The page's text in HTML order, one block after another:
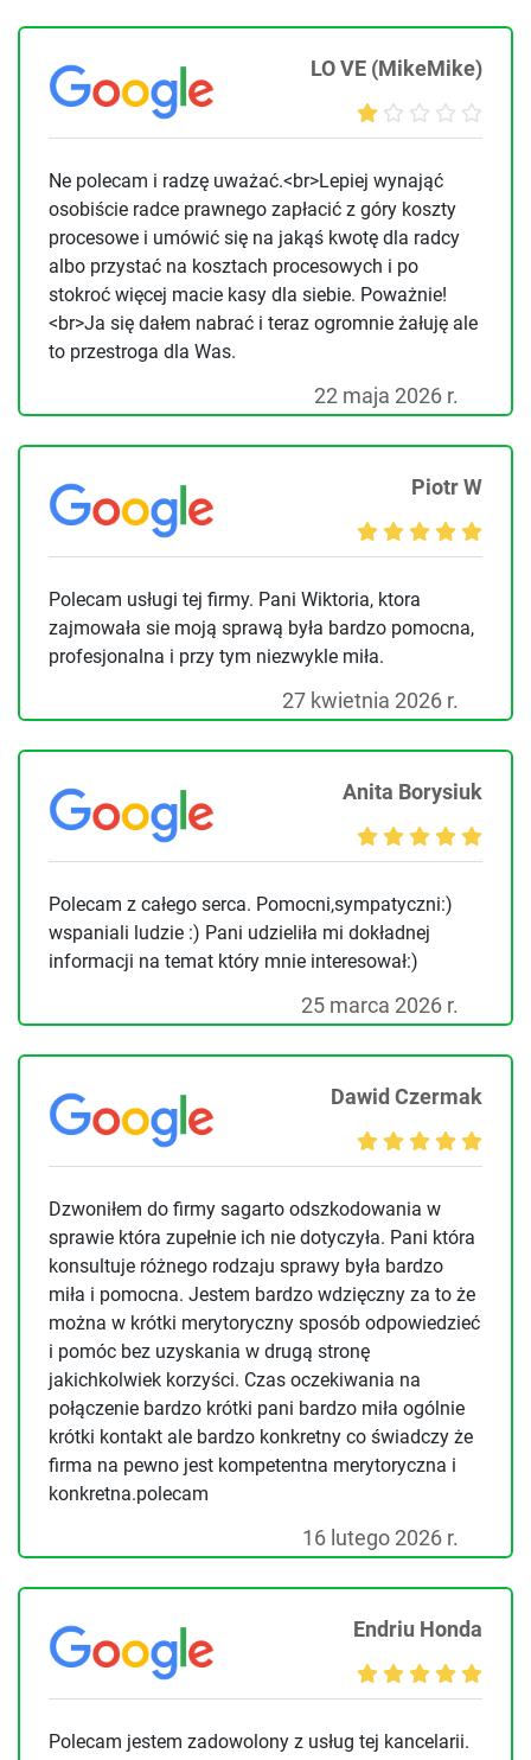
LO VE (MikeMike)
Ne polecam i radzę uważać.<br>Lepiej wynająć
osobiście radce prawnego zapłacić z góry koszty
procesowe i umówić się na jakąś kwotę dla radcy
albo przystać na kosztach procesowych i po
stokroć więcej macie kasy dla siebie. Poważnie!
<br>Ja się dałem nabrać i teraz ogromnie żałuję ale
to przestroga dla Was.
22 maja 2026 r.
Piotr W
Polecam usługi tej firmy. Pani Wiktoria, ktora
zajmowała sie moją sprawą była bardzo pomocna,
profesjonalna i przy tym niezwykle miła.
27 kwietnia 2026 r.
Anita Borysiuk
Polecam z całego serca. Pomocni,sympatyczni:)
wspaniali ludzie :) Pani udzieliła mi dokładnej
informacji na temat który mnie interesował:)
25 marca 2026 r.
Dawid Czermak
Dzwoniłem do firmy sagarto odszkodowania w
sprawie która zupełnie ich nie dotyczyła. Pani która
konsultuje różnego rodzaju sprawy była bardzo
miła i pomocna. Jestem bardzo wdzięczny za to że
można w krótki merytoryczny sposób odpowiedzieć
i pomóc bez uzyskania w drugą stronę
jakichkolwiek korzyści. Czas oczekiwania na
połączenie bardzo krótki pani bardzo miła ogólnie
krótki kontakt ale bardzo konkretny co świadczy że
firma na pewno jest kompetentna merytoryczna i
konkretna.polecam
16 lutego 2026 r.
Endriu Honda
Polecam jestem zadowolony z usług tej kancelarii.